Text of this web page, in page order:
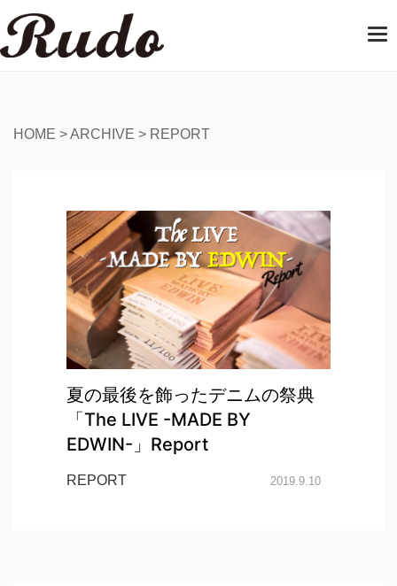
T
HOME >ARCHIVE > REPORT
夏の最後を飾ったデニムの祭典
「The LIVE -MADE BY
EDWIN-」Report
REPORT 2019.9.10